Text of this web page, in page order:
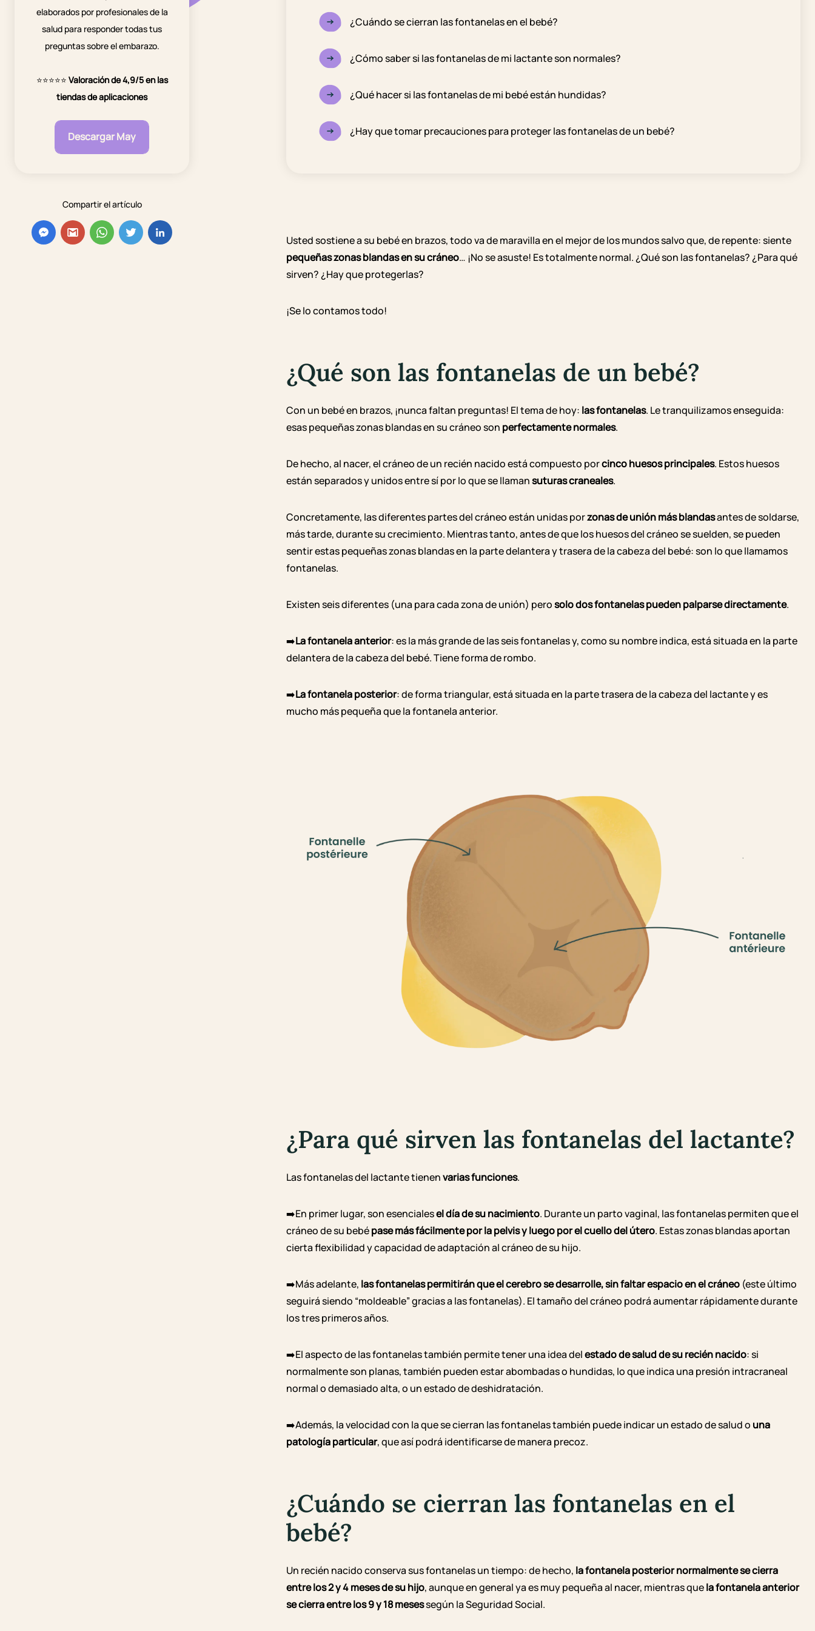
elaborados por profesionales de la
salud para responder todas tus
preguntas sobre el embarazo.
⭐⭐⭐⭐⭐ Valoración de 4,9/5 en las
tiendas de aplicaciones
Descargar May
Compartir el artículo
¿Cuándo se cierran las fontanelas en el bebé?
¿Cómo saber si las fontanelas de mi lactante son normales?
¿Qué hacer si las fontanelas de mi bebé están hundidas?
¿Hay que tomar precauciones para proteger las fontanelas de un bebé?
Usted sostiene a su bebé en brazos, todo va de maravilla en el mejor de los mundos salvo que, de repente: siente
pequeñas zonas blandas en su cráneo… ¡No se asuste! Es totalmente normal. ¿Qué son las fontanelas? ¿Para qué
sirven? ¿Hay que protegerlas?
¡Se lo contamos todo!
¿Qué son las fontanelas de un bebé?
Con un bebé en brazos, ¡nunca faltan preguntas! El tema de hoy: las fontanelas. Le tranquilizamos enseguida:
esas pequeñas zonas blandas en su cráneo son perfectamente normales.
De hecho, al nacer, el cráneo de un recién nacido está compuesto porcinco huesos principales. Estos huesos
están separados y unidos entre sí por lo que se llamansuturas craneales.
Concretamente, las diferentes partes del cráneo están unidas porzonas de unión más blandasantes de soldarse,
más tarde, durante su crecimiento. Mientras tanto, antes de que los huesos del cráneo se suelden, se pueden
sentir estas pequeñas zonas blandas en la parte delantera y trasera de la cabeza del bebé: son lo que llamamos
fontanelas.
Existen seis diferentes (una para cada zona de unión) perosolo dos fontanelas pueden palparse directamente.
➡️La fontanela anterior: es la más grande de las seis fontanelas y, como su nombre indica, está situada en la parte
delantera de la cabeza del bebé. Tiene forma de rombo.
➡️La fontanela posterior: de forma triangular, está situada en la parte trasera de la cabeza del lactante y es
mucho más pequeña que la fontanela anterior.
¿Para qué sirven las fontanelas del lactante?
Las fontanelas del lactante tienenvarias funciones.
➡️En primer lugar, son esencialesel día de su nacimiento. Durante un parto vaginal, las fontanelas permiten que el
cráneo de su bebépase más fácilmente por la pelvisy luego por el cuello del útero. Estas zonas blandas aportan
cierta flexibilidad y capacidad de adaptación al cráneo de su hijo.
➡️Más adelante, las fontanelas permitirán que el cerebro se desarrolle, sin faltar espacio en el cráneo (este último
seguirá siendo “moldeable” gracias a las fontanelas). El tamaño del cráneo podrá aumentar rápidamente durante
los tres primeros años.
➡️El aspecto de las fontanelas también permite tener una idea delestado de salud de su recién nacido: si
normalmente son planas, también pueden estar abombadas o hundidas, lo que indica una presión intracraneal
normal o demasiado alta, o un estado de deshidratación.
➡️Además, la velocidad con la que se cierran las fontanelas también puede indicar un estado de salud o una
patología particular, que así podrá identificarse de manera precoz.
¿Cuándo se cierran las fontanelas en el
bebé?
Un recién nacido conserva sus fontanelas un tiempo: de hecho, la fontanela posterior normalmente se cierra
entre los 2 y 4 meses de su hijo, aunque en general ya es muy pequeña al nacer, mientras quela fontanela anterior
se cierra entre los 9 y 18 mesessegún la Seguridad Social.